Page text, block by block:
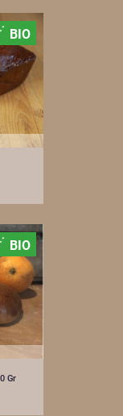
BIO
Gr
BIO